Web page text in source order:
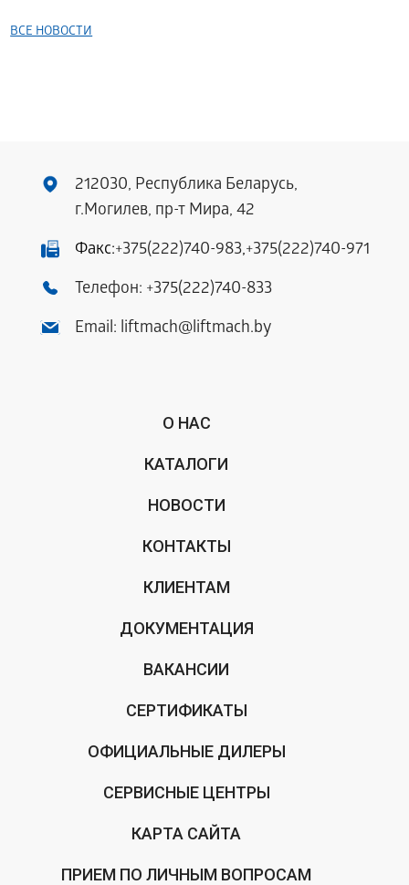
ВСЕ НОВОСТИ
212030, Республика Беларусь,
г.Могилев, пр-т Мира, 42
Факс:+375(222)740-983,+375(222)740-971
Телефон: +375(222)740-833
Email: liftmach@liftmach.by
О НАС
КАТАЛОГИ
НОВОСТИ
КОНТАКТЫ
КЛИЕНТАМ
ДОКУМЕНТАЦИЯ
ВАКАНСИИ
СЕРТИФИКАТЫ
ОФИЦИАЛЬНЫЕ ДИЛЕРЫ
СЕРВИСНЫЕ ЦЕНТРЫ
КАРТА САЙТА
ПРИЕМ ПО ЛИЧНЫМ ВОПРОСАМ